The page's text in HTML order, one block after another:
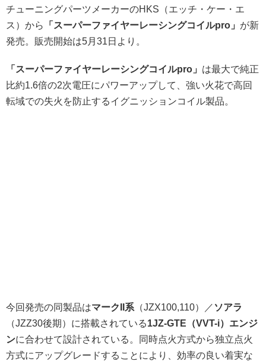
チューニングパーツメーカーのHKS（エッチ・ケー・エ
ス）から
「スーパーファイヤーレーシングコイルpro」 が新
発売。販売開始は5月31日より。
「スーパーファイヤーレーシングコイルpro」 は最大で純正
比約1.6倍の2次電圧にパワーアップして、強い火花で高回
転域での失火を防止するイグニッションコイル製品。
今回発売の同製品はマークII系 （JZX100,110）／ ソアラ
（JZZ30後期）に搭載されている1JZ-GTE（VVT-i）エンジ
ンに合わせて設計されている。同時点火方式から独立点火
方式にアップグレードすることにより、効率の良い着実な